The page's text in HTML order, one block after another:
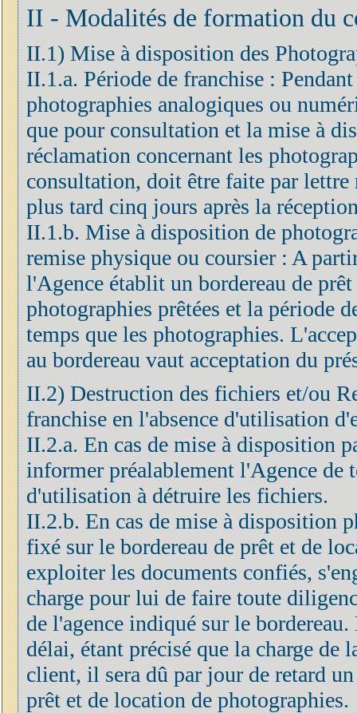
II - Modalités de formation du
II.1) Mise à disposition des
II.1.a. Période de franchise :
photographies analogiques ou
que pour consultation et la mise à
réclamation concernant les
consultation, doit être faite par lettre
plus tard cinq jours après la
II.1.b. Mise à disposition de
remise physique ou coursier : A
l'Agence établit un bordereau de
photographies prêtées et la période
temps que les photographies.
au bordereau vaut acceptation du
II.2) Destruction des fichiers et/ou
franchise en l'absence d'utilisation
II.2.a. En cas de mise à disposition
informer préalablement l'Agence de
d'utilisation à détruire les fichiers.
II.2.b. En cas de mise à disposition
fixé sur le bordereau de prêt et de
exploiter les documents confiés,
charge pour lui de faire toute
de l'agence indiqué sur le
délai, étant précisé que la charge de
client, il sera dû par jour de retard
prêt et de location de photographies.